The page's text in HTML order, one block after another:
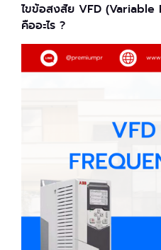
ไขข้อสงสัย VFD
คืออะไร ?